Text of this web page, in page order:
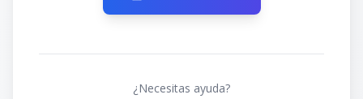
¿Necesitas ayuda?